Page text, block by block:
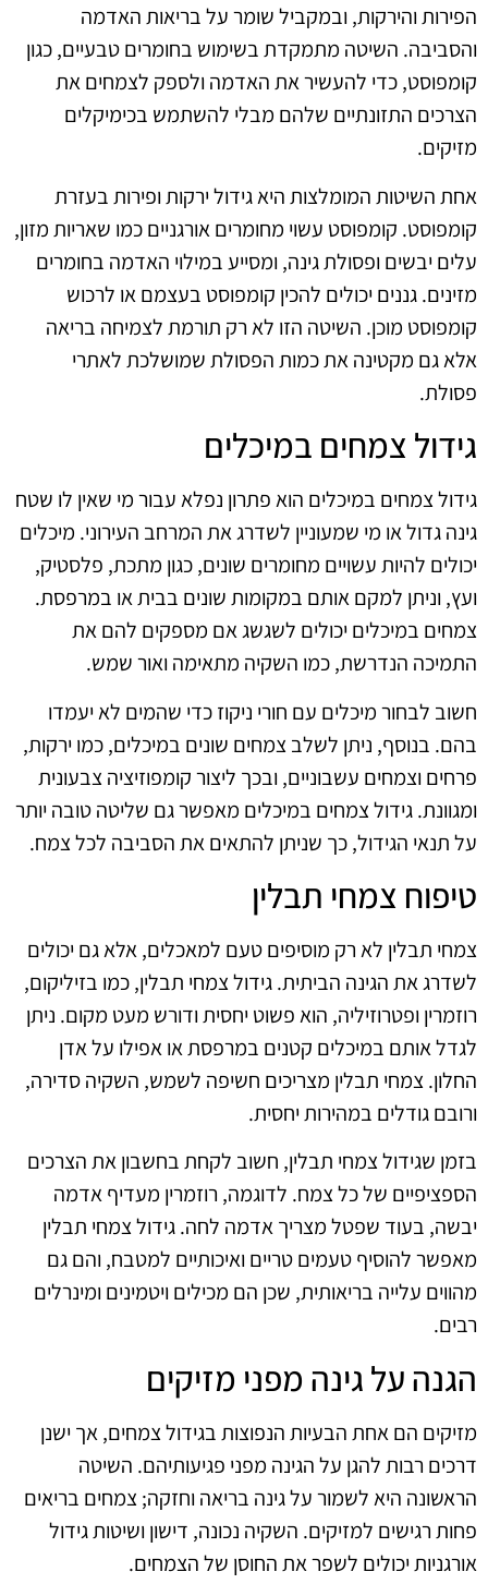
הפירות והירקות, ובמקביל שומר על בריאות האדמה
והסביבה. השיטה מתמקדת בשימוש בחומרים טבעיים, כגון
קומפוסט, כדי להעשיר את האדמה ולספק לצמחים את
הצרכים התזונתיים שלהם מבלי להשתמש בכימיקלים
מזיקים.
אחת השיטות המומלצות היא גידול ירקות ופירות בעזרת
קומפוסט. קומפוסט עשוי מחומרים אורגניים כמו שאריות מזון,
עלים יבשים ופסולת גינה, ומסייע במילוי האדמה בחומרים
מזינים. גננים יכולים להכין קומפוסט בעצמם או לרכוש
קומפוסט מוכן. השיטה הזו לא רק תורמת לצמיחה בריאה
אלא גם מקטינה את כמות הפסולת שמושלכת לאתרי
פסולת.
גידול צמחים במיכלים
גידול צמחים במיכלים הוא פתרון נפלא עבור מי שאין לו שטח
גינה גדול או מי שמעוניין לשדרג את המרחב העירוני. מיכלים
יכולים להיות עשויים מחומרים שונים, כגון מתכת, פלסטיק,
ועץ, וניתן למקם אותם במקומות שונים בבית או במרפסת.
צמחים במיכלים יכולים לשגשג אם מספקים להם את
התמיכה הנדרשת, כמו השקיה מתאימה ואור שמש.
חשוב לבחור מיכלים עם חורי ניקוז כדי שהמים לא יעמדו
בהם. בנוסף, ניתן לשלב צמחים שונים במיכלים, כמו ירקות,
פרחים וצמחים עשבוניים, ובכך ליצור קומפוזיציה צבעונית
ומגוונת. גידול צמחים במיכלים מאפשר גם שליטה טובה יותר
על תנאי הגידול, כך שניתן להתאים את הסביבה לכל צמח.
טיפוח צמחי תבלין
צמחי תבלין לא רק מוסיפים טעם למאכלים, אלא גם יכולים
לשדרג את הגינה הביתית. גידול צמחי תבלין, כמו בזיליקום,
רוזמרין ופטרוזיליה, הוא פשוט יחסית ודורש מעט מקום. ניתן
לגדל אותם במיכלים קטנים במרפסת או אפילו על אדן
החלון. צמחי תבלין מצריכים חשיפה לשמש, השקיה סדירה,
ורובם גודלים במהירות יחסית.
בזמן שגידול צמחי תבלין, חשוב לקחת בחשבון את הצרכים
הספציפיים של כל צמח. לדוגמה, רוזמרין מעדיף אדמה
יבשה, בעוד שפטל מצריך אדמה לחה. גידול צמחי תבלין
מאפשר להוסיף טעמים טריים ואיכותיים למטבח, והם גם
מהווים עלייה בריאותית, שכן הם מכילים ויטמינים ומינרלים
רבים.
הגנה על גינה מפני מזיקים
מזיקים הם אחת הבעיות הנפוצות בגידול צמחים, אך ישנן
דרכים רבות להגן על הגינה מפני פגיעותיהם. השיטה
הראשונה היא לשמור על גינה בריאה וחזקה; צמחים בריאים
פחות רגישים למזיקים. השקיה נכונה, דישון ושיטות גידול
אורגניות יכולים לשפר את החוסן של הצמחים.